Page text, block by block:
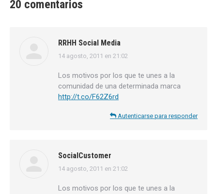
20 comentarios
RRHH Social Media
dice:
14 agosto, 2011 en 21:02
Los motivos por los que te unes a la
comunidad de una determinada marca
http://t.co/F62Z6rd
Autenticarse para responder
SocialCustomer
dice:
14 agosto, 2011 en 21:02
Los motivos por los que te unes a la